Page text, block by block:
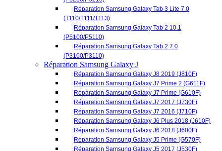
Réparation Samsung Galaxy J7 Prime 2 (G611F)
Réparation Samsung Galaxy J7 Prime (G610F)
Réparation Samsung Galaxy J7 2017 (J730F)
Réparation Samsung Galaxy J7 2016 (J710F)
Réparation Samsung Galaxy J6 Plus 2018 (J610F)
Réparation Samsung Galaxy J6 2018 (J600F)
Réparation Samsung Galaxy J5 Prime (G570F)
Réparation Samsung Galaxy J5 2017 (J530F)
Réparation Samsung Galaxy J5 2016 (J510F)
Réparation Samsung Galaxy J5 (J500F)
Réparation Samsung Galaxy J4 Plus 2018 (J415F)
Réparation Samsung Galaxy J4 (J400F)
Réparation Samsung Galaxy J3 2017 (J330F)
Réparation Samsung Galaxy J3 2016 (J320F)
Réparation Samsung Galaxy J2 Pro 2018 (J250F)
Réparation Samsung Galaxy J1 2016 (J120F)